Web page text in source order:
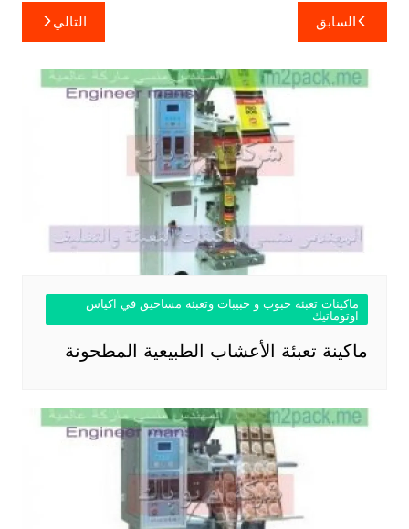
تصفّح
المقالات
السابق التالي
ماكينات تعبئة حبوب و حبيبات وتعبئة مساحيق في اكياس
اوتوماتيك
ماكينة تعبئة الأعشاب الطبيعية المطحونة